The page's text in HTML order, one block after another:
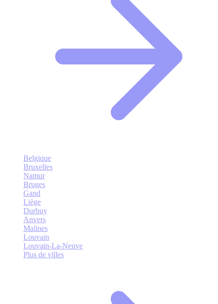
Belgique
Bruxelles
Namur
Bruges
Gand
Liège
Durbuy
Anvers
Malines
Louvain
Louvain-La-Neuve
Plus de villes